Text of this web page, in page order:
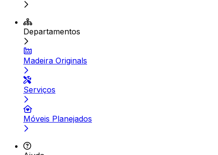
Departamentos
Madeira Originals
Serviços
Móveis Planejados